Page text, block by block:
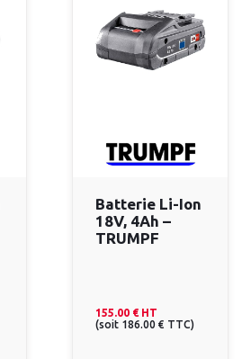
Batterie Li-Ion
18V, 4Ah –
TRUMPF
155.00 € HT
(soit 186.00 € TTC)